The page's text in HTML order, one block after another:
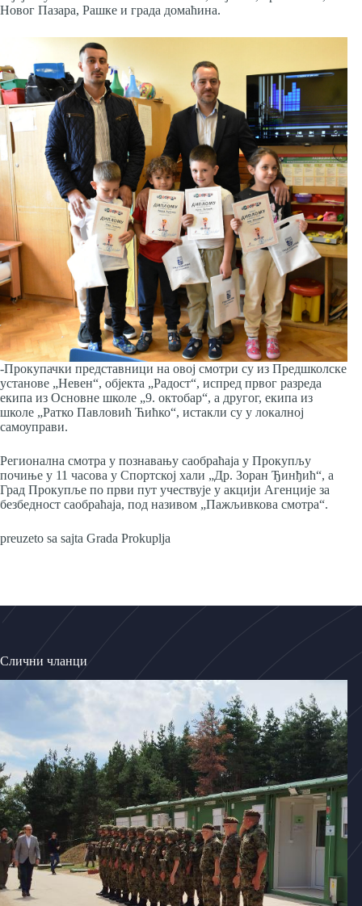
Новог Пазара, Рашке и града домаћина.
-Прокупачки представници на овој смотри су из Предшколске
установе „Невен“, објекта „Радост“, испред првог разреда
екипа из Основне школе „9. октобар“, а другог, екипа из
школе „Ратко Павловић Ћићко“, истакли су у локалној
самоуправи.
Регионална смотра у познавању саобраћаја у Прокупљу
почиње у 11 часова у Спортској хали „Др. Зоран Ђинђић“, а
Град Прокупље по први пут учествује у акцији Агенције за
безбедност саобраћаја, под називом „Пажљивкова смотра“.
preuzeto sa sajta Grada Prokuplja
Слични чланци